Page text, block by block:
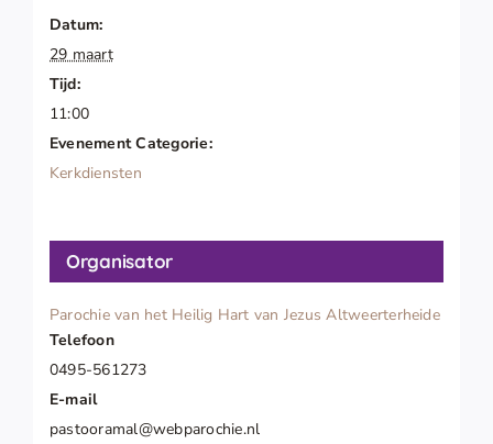
Datum:
29 maart
Tijd:
11:00
Evenement Categorie:
Kerkdiensten
Organisator
Parochie van het Heilig Hart van Jezus Altweerterheide
Telefoon
0495-561273
E-mail
pastooramal@webparochie.nl